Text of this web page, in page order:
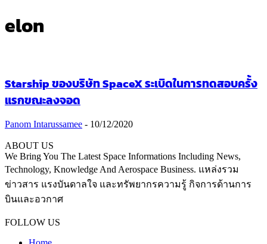
elon
Starship ของบริษัท SpaceX ระเบิดในการทดสอบครั้ง
แรกขณะลงจอด
Panom Intarussamee - 10/12/2020
ABOUT US
We Bring You The Latest Space Informations Including News,
Technology, Knowledge And Aerospace Business. แหล่งรวม
ข่าวสาร แรงบันดาลใจ และทรัพยากรความรู้ กิจการด้านการ
บินและอวกาศ
FOLLOW US